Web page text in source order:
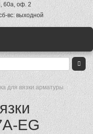
60а, оф. 2
вс: выходной
для вязки арматуры
EG